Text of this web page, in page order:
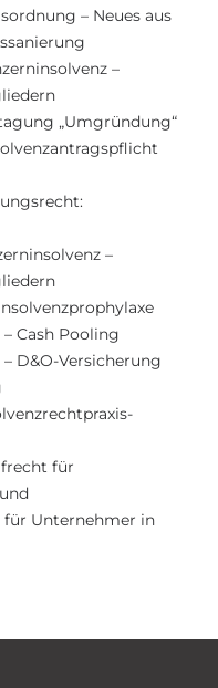
– Neues aus
–
„Umgründung“
–
– Cash Pooling
– D&O-Versicherung
für
für Unternehmer in